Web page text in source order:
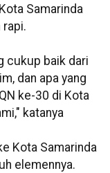
Samarinda
cukup baik dari
dan apa yang
ke-30 di Kota
katanya
Kota Samarinda
elemennya.